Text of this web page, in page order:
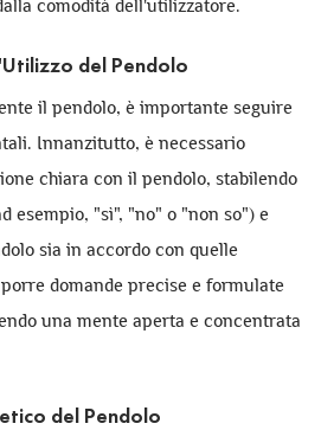
comodità dell'utilizzatore.
del Pendolo
il pendolo, è importante seguire
Innanzitutto, è necessario
chiara con il pendolo, stabilendo
esempio, "sì", "no" o "non so") e
sia in accordo con quelle
domande precise e formulate
una mente aperta e concentrata
del Pendolo